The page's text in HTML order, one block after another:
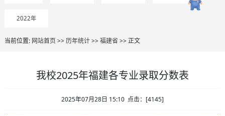
2022年
当前位置: 网站首页>>历年统计>>福建省 >> 正文
我校2025年福建各专业录取分数表
2025年07月28日 15:10 点击：[4145]